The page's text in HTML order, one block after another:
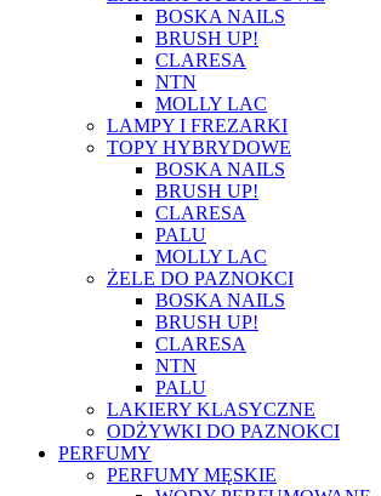
BOSKA NAILS
BRUSH UP!
CLARESA
NTN
MOLLY LAC
LAMPY I FREZARKI
TOPY HYBRYDOWE
BOSKA NAILS
BRUSH UP!
CLARESA
PALU
MOLLY LAC
ŻELE DO PAZNOKCI
BOSKA NAILS
BRUSH UP!
CLARESA
NTN
PALU
LAKIERY KLASYCZNE
ODŻYWKI DO PAZNOKCI
PERFUMY
PERFUMY MĘSKIE